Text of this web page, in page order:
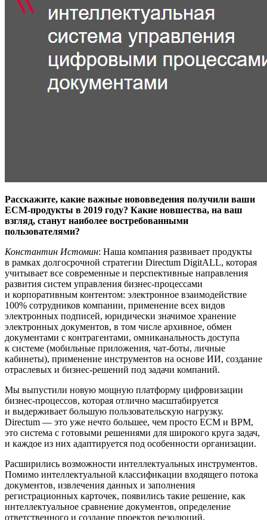
Расскажите, какие важные нововведения получили ваши
ECM-продукты в 2019 году? Какие новшества, на ваш
взгляд, станут наиболее востребованными
пользователями?
Константин Истомин: Наша компания развивает продукты
в рамках долгосрочной стратегии Directum DigitALL, которая
учитывает все современные и перспективные направления
развития систем управления бизнес-процессами
и корпоративным контентом: электронное взаимодействие
100% сотрудников компании, применение всех видов
электронных подписей, юридически значимое хранение
электронных документов, в том числе архивное, обмен
документами с контрагентами, омниканальность доступа
к системе (мобильные приложения, чат-боты, личные
кабинеты), применение инструментов на основе ИИ, создание
отраслевых и бизнес-решений под задачи компаний.
Мы выпустили новую мощную платформу цифровизации
бизнес-процессов, которая отлично масштабируется
и выдерживает большую пользовательскую нагрузку.
Directum — это уже нечто большее, чем просто ECM и BPM,
это система с готовыми решениями для широкого круга задач,
и каждое из них адаптируется под особенности организации.
Расширились возможности интеллектуальных инструментов.
Помимо интеллектуальной классификации входящего потока
документов, извлечения данных и заполнения
регистрационных карточек, появились такие решение, как
интеллектуальное сравнение документов, определение
ответственного и создание проектов резолюций,